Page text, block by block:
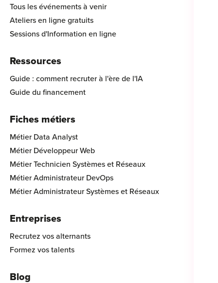
Tous les événements à venir
Ateliers en ligne gratuits
Sessions d'Information en ligne
Ressources
Guide : comment recruter à l'ère de l'IA
Guide du financement
Fiches métiers
Métier Data Analyst
Métier Développeur Web
Métier Technicien Systèmes et Réseaux
Métier Administrateur DevOps
Métier Administrateur Systèmes et Réseaux
Entreprises
Recrutez vos alternants
Formez vos talents
Blog